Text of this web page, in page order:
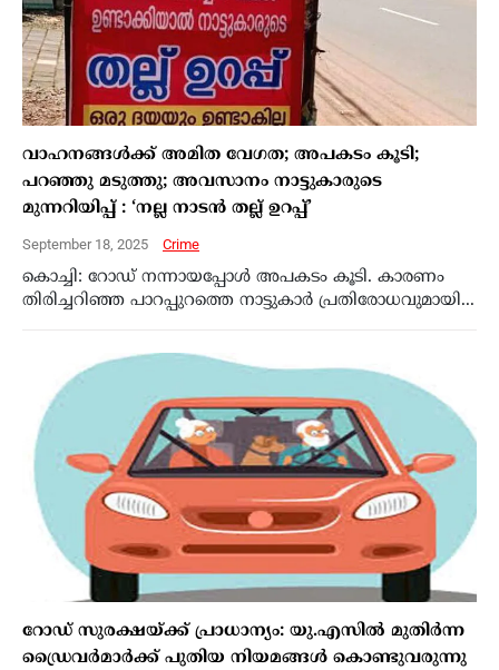
വാഹനങ്ങൾക്ക് അമിത വേഗത; അപകടം കൂടി;
പറഞ്ഞു മടുത്തു; അവസാനം നാട്ടുകാരുടെ
മുന്നറിയിപ്പ് : ‘നല്ല നാടൻ തല്ല് ഉറപ്പ്’
September 18, 2025 Crime
കൊച്ചി: റോഡ് നന്നായപ്പോൾ അപകടം കൂടി. കാരണം
തിരിച്ചറിഞ്ഞ പാറപ്പുറത്തെ നാട്ടുകാർ പ്രതിരോധവുമായി...
റോഡ് സുരക്ഷയ്ക്ക് പ്രാധാന്യം: യു.എസിൽ മുതിർന്ന
ഡ്രൈവർമാർക്ക് പുതിയ നിയമങ്ങൾ കൊണ്ടുവരുന്നു